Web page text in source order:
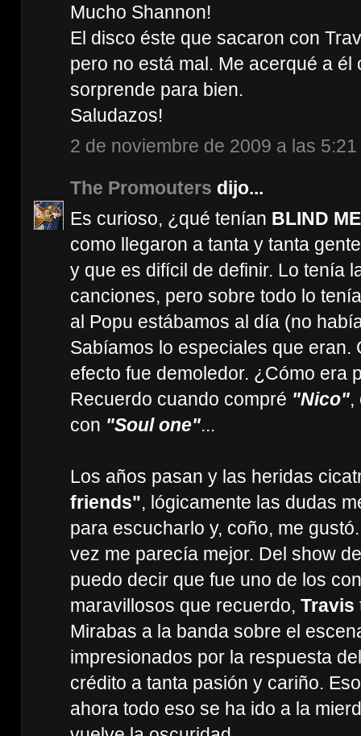
Mucho Shannon!
El disco éste que sacaron con
pero no está mal. Me acerqué a
sorprende para bien.
Saludazos!
2 de noviembre de 2009 a las 5:21
The Promouters dijo...
Es curioso, ¿qué tenían BLIND
como llegaron a tanta y tanta
y que es difícil de definir. Lo tenía
canciones, pero sobre todo lo
al Popu estábamos al día (no
Sabíamos lo especiales que eran.
efecto fue demoledor. ¿Cómo era
Recuerdo cuando compré "Nico",
con "Soul one"...
Los años pasan y las heridas
friends", lógicamente las dudas
para escucharlo y, coño, me
vez me parecía mejor. Del show
puedo decir que fue uno de los
maravillosos que recuerdo, Travis
Mirabas a la banda sobre el
impresionados por la respuesta
crédito a tanta pasión y cariño.
ahora todo eso se ha ido a la